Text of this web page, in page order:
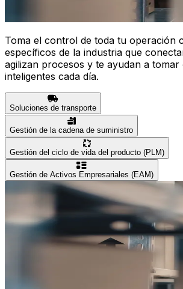
Toma el control de toda tu operación
específicos de la industria que
agilizan procesos y te ayudan a tomar
inteligentes cada día.
Soluciones de transporte
Gestión de la cadena de suministro
Gestión del ciclo de vida del producto (PLM)
Gestión de Activos Empresariales (EAM)